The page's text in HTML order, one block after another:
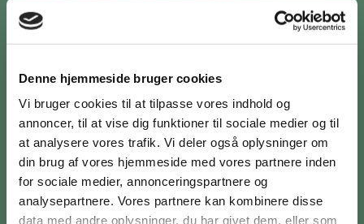
Denne hjemmeside bruger cookies
Vi bruger cookies til at tilpasse vores indhold og
annoncer, til at vise dig funktioner til sociale medier og til
at analysere vores trafik. Vi deler også oplysninger om
din brug af vores hjemmeside med vores partnere inden
for sociale medier, annonceringspartnere og
analysepartnere. Vores partnere kan kombinere disse
data med andre oplysninger, du har givet dem, eller som
Alma havde tidligere arbejdet som husassistent
for lokale familier, inden hun kom til
Efter stedets lukning flyttede Alma på plejehjem.